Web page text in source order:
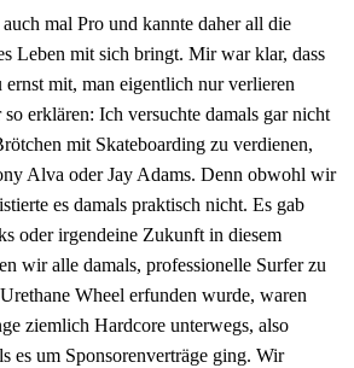
mal Pro und kannte daher all die
Leben mit sich bringt. Mir war klar, dass
ernst mit, man eigentlich nur verlieren
erklären: Ich versuchte damals gar nicht
mit Skateboarding zu verdienen,
Alva oder Jay Adams. Denn obwohl wir
es damals praktisch nicht. Es gab
oder irgendeine Zukunft in diesem
wir alle damals, professionelle Surfer zu
Wheel erfunden wurde, waren
ziemlich Hardcore unterwegs, also
es um Sponsorenverträge ging. Wir